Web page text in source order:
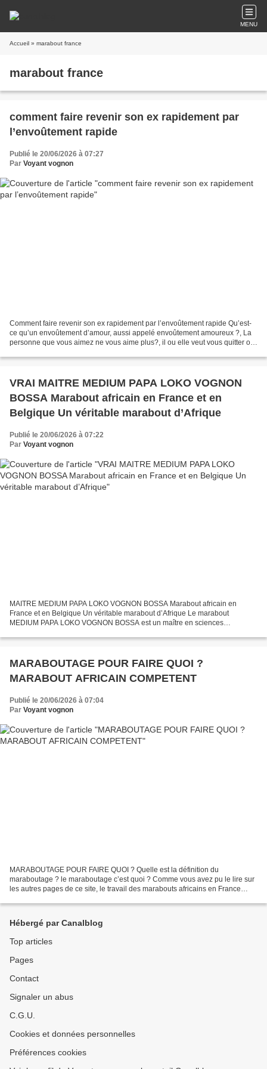
MENU
Accueil » marabout france
marabout france
comment faire revenir son ex rapidement par
l’envoûtement rapide
Publié le 20/06/2026 à 07:27
Par Voyant vognon
Comment faire revenir son ex rapidement par l’envoûtement rapide Qu’est-
ce qu’un envoûtement d’amour, aussi appelé envoûtement amoureux ?, La
personne que vous aimez ne vous aime plus?, il ou elle veut vous quitter ou
VRAI MAITRE MEDIUM PAPA LOKO VOGNON
BOSSA Marabout africain en France et en
Belgique Un véritable marabout d’Afrique
Publié le 20/06/2026 à 07:22
Par Voyant vognon
MAITRE MEDIUM PAPA LOKO VOGNON BOSSA Marabout africain en
France et en Belgique Un véritable marabout d’Afrique Le marabout
MEDIUM PAPA LOKO VOGNON BOSSA est un maître en sciences
MARABOUTAGE POUR FAIRE QUOI ?
MARABOUT AFRICAIN COMPETENT
Publié le 20/06/2026 à 07:04
Par Voyant vognon
MARABOUTAGE POUR FAIRE QUOI ? Quelle est la définition du
maraboutage ? le maraboutage c’est quoi ? Comme vous avez pu le lire sur
les autres pages de ce site, le travail des marabouts africains en France
Hébergé par Canalblog
Top articles
Pages
Contact
Signaler un abus
C.G.U.
Cookies et données personnelles
Préférences cookies